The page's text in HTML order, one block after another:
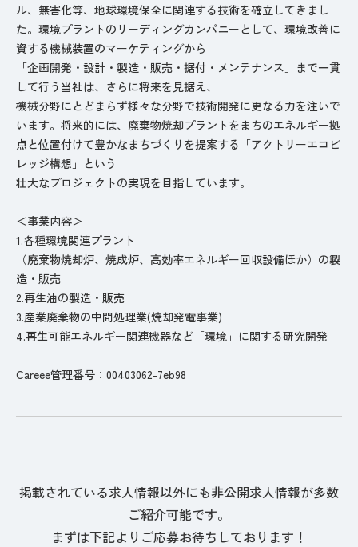
ル、無害化等、地球環境保全に関連する技術を確立してきまし
た。環境プラントのリーディングカンパニーとして、環境改善に
資する機械装置のマーケティングから
「企画開発・設計・製造・販売・据付・メンテナンス」まで一貫
して行う当社は、さらに将来を見据え、
機械分野にとどまらず様々な分野で技術開発に更なる力を注いで
います。将来的には、廃棄物焼却プラントをまちのエネルギー拠
点と位置付けて豊かなまちづくりを提案する「アクトリーエコビ
レッジ構想」という
壮大なプロジェクトの実現を目指しています。
＜事業内容＞
1.各種環境関連プラント
（廃棄物焼却炉、焼成炉、高効率エネルギー回収設備ほか）の製
造・販売
2.再生油の製造・販売
3.産業廃棄物の中間処理業(焼却発電事業)
4.再生可能エネルギー関連機器など「環境」に関する研究開発
Careee管理番号：00403062-7eb98
掲載されている求人情報以外にも非公開求人情報が多数
ご紹介可能です。
まずは下記よりご応募お待ちしております！